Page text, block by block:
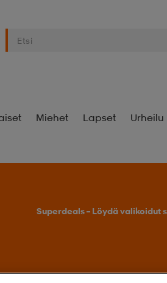
Miehet Lapset Urheilu
Superdeals – Löydä valikoidut